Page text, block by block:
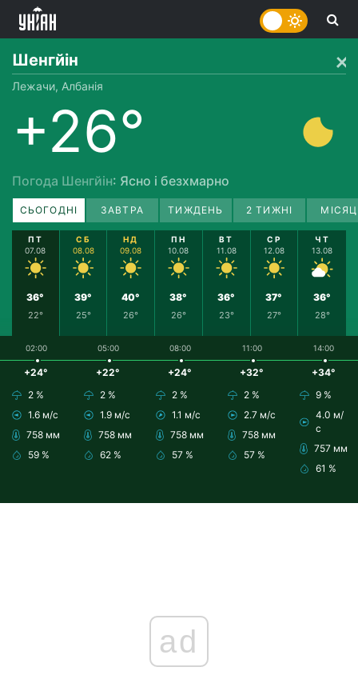
Шенгйін
Лежачи, Албанія
+26°
Погода Шенгйін: Ясно і безхмарно
СЬОГОДНІ ЗАВТРА ТИЖДЕНЬ 2 ТИЖНІ
ПТ
07.08
36°
22°
СБ
08.08
39°
25°
НД
09.08
40°
26°
ПН
10.08
38°
26°
ВТ
11.08
36°
23°
СР
12.08
37°
27°
ЧТ
13.08
36°
28°
02:00
+24°
2 %
1.6 м/с
758 мм
59 %
05:00
+22°
2 %
1.9 м/с
758 мм
62 %
08:00
+24°
2 %
1.1 м/с
758 мм
57 %
11:00
+32°
2 %
2.7 м/с
758 мм
57 %
14:00
+34°
9 %
4.0 м/
с
757 мм
61 %
ad